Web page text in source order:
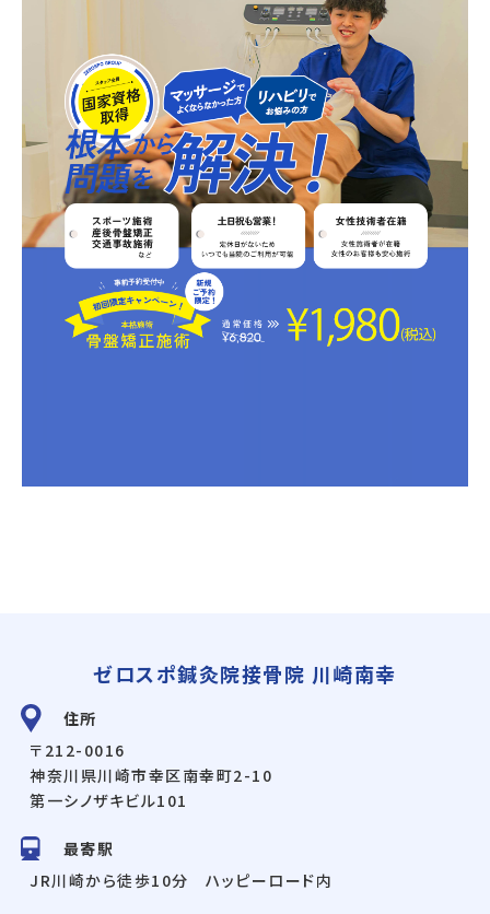
ゼロスポ鍼灸院接骨院 川崎南幸
住所
〒212-0016
神奈川県川崎市幸区南幸町2-10
第一シノザキビル101
最寄駅
JR川崎から徒歩10分 ハッピーロード内